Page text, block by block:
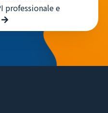
soluzione di
e